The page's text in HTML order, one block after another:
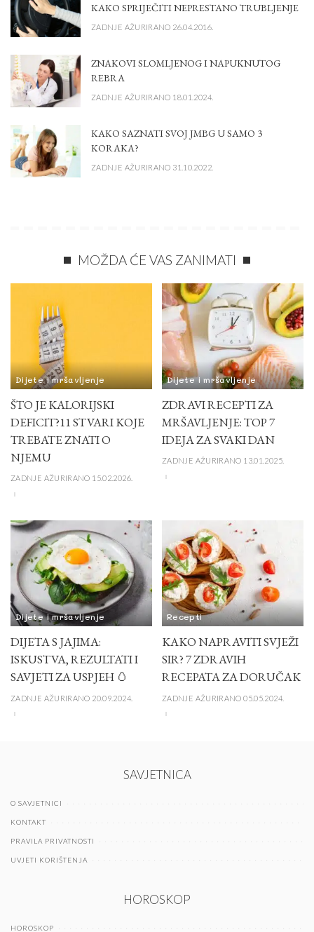
KAKO SPRIJEČITI NEPRESTANO TRUBLJENJE
ZADNJE AŽURIRANO 26.04.2016.
ZNAKOVI SLOMLJENOG I NAPUKNUTOG
REBRA
ZADNJE AŽURIRANO 18.01.2024.
KAKO SAZNATI SVOJ JMBG U SAMO 3
KORAKA?
ZADNJE AŽURIRANO 31.10.2022.
MOŽDA ĆE VAS ZANIMATI
Dijete i mršavljenje
ŠTO JE KALORIJSKI
DEFICIT?11 STVARI KOJE
TREBATE ZNATI O
NJEMU
ZADNJE AŽURIRANO 15.02.2026.
Dijete i mršavljenje
ZDRAVI RECEPTI ZA
MRŠAVLJENJE: TOP 7
IDEJA ZA SVAKI DAN
ZADNJE AŽURIRANO 13.01.2025.
Dijete i mršavljenje
DIJETA S JAJIMA:
ISKUSTVA, REZULTATI I
SAVJETI ZA USPJEH 🥚
ZADNJE AŽURIRANO 20.09.2024.
Recepti
KAKO NAPRAVITI SVJEŽI
SIR? 7 ZDRAVIH
RECEPATA ZA DORUČAK
ZADNJE AŽURIRANO 05.05.2024.
SAVJETNICA
O SAVJETNICI
KONTAKT
PRAVILA PRIVATNOSTI
UVJETI KORIŠTENJA
HOROSKOP
HOROSKOP